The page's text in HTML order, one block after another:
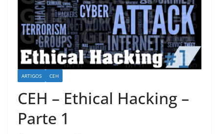
ARTIGOS CEH
CEH – Ethical Hacking –
Parte 1